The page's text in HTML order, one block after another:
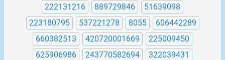
222131216
889729846
51639098
223180795
537221278 8055
606442289
660382513
420720001669
225009450
625906986
243770582694
322039431